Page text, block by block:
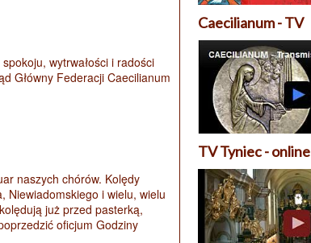
wytrwałości i radości
Główny Federacji Caecilianum
naszych chórów. Kolędy
Niewiadomskiego i wielu, wielu
już przed pasterką,
oficjum Godziny
Caecilianum - TV
TV Tyniec - online